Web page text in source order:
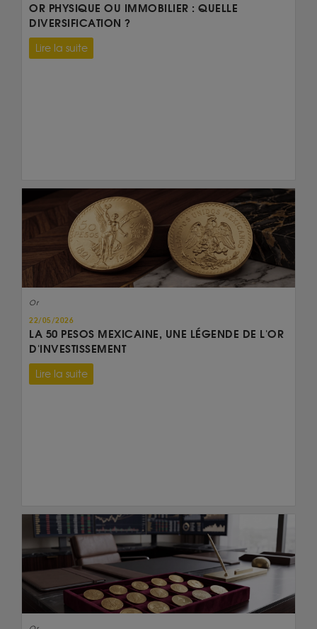
OR PHYSIQUE OU IMMOBILIER : QUELLE
DIVERSIFICATION ?
Lire la suite
Or
22/05/2026
LA 50 PESOS MEXICAINE, UNE LÉGENDE DE L'OR
D'INVESTISSEMENT
Lire la suite